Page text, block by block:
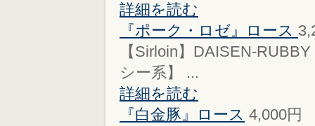
詳細を読む
『ポーク・ロゼ』ロース
【Sirloin】DAISEN-
シー系】 ...
詳細を読む
『白金豚』ロース 4,000円